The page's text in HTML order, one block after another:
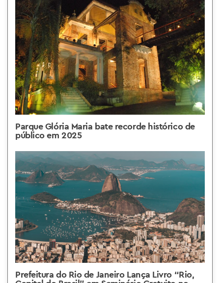
Parque Glória Maria bate recorde histórico de
público em 2025
Prefeitura do Rio de Janeiro Lança Livro “Rio,